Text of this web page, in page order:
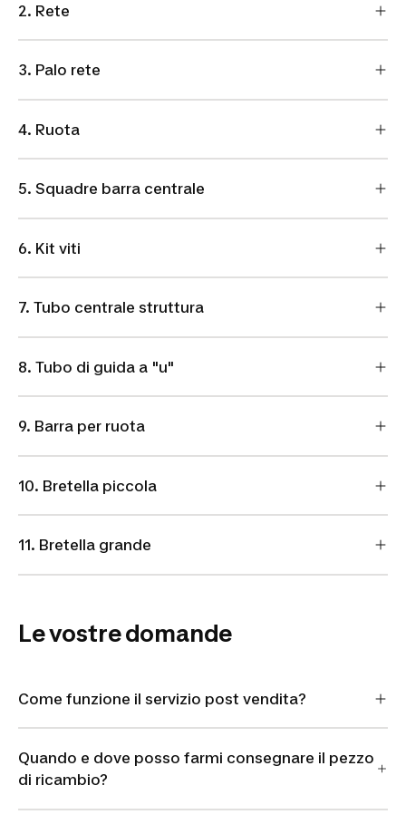
2. Rete
3. Palo rete
4. Ruota
5. Squadre barra centrale
6. Kit viti
7. Tubo centrale struttura
8. Tubo di guida a "u"
9. Barra per ruota
10. Bretella piccola
11. Bretella grande
Le vostre domande
Come funzione il servizio post vendita?
Quando e dove posso farmi consegnare il pezzo
di ricambio?